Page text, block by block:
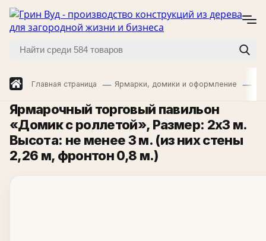
Главная страница Ярмарки, домики и оформление
Ярмарочный торговый павильон
«Домик с роллетой», Размер: 2х3 м.
Высота: не менее 3 м. (из них стены
2,26 м, фронтон 0,8 м.)